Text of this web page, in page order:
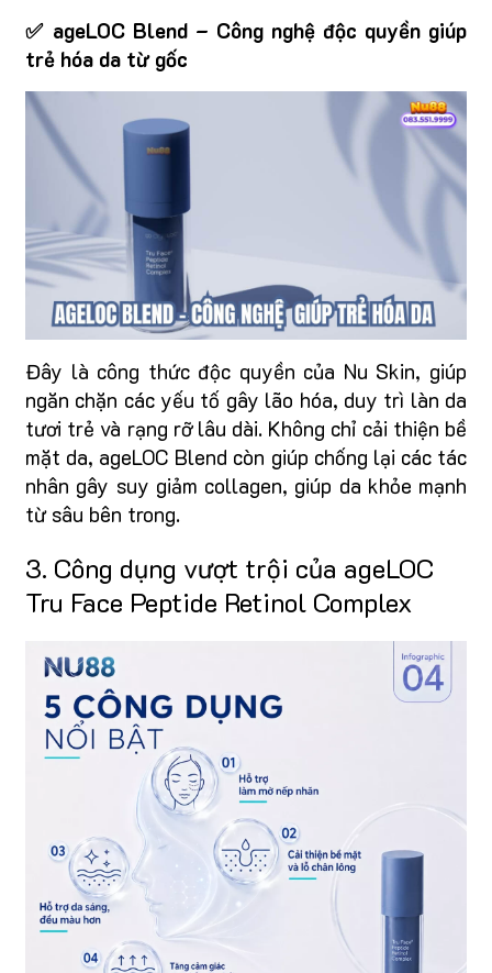
✅ ageLOC Blend – Công nghệ độc quyền giúp
trẻ hóa da từ gốc
Đây là công thức độc quyền của Nu Skin, giúp
ngăn chặn các yếu tố gây lão hóa, duy trì làn da
tươi trẻ và rạng rỡ lâu dài. Không chỉ cải thiện bề
mặt da, ageLOC Blend còn giúp chống lại các tác
nhân gây suy giảm collagen, giúp da khỏe mạnh
từ sâu bên trong.
3. Công dụng vượt trội của ageLOC
Tru Face Peptide Retinol Complex